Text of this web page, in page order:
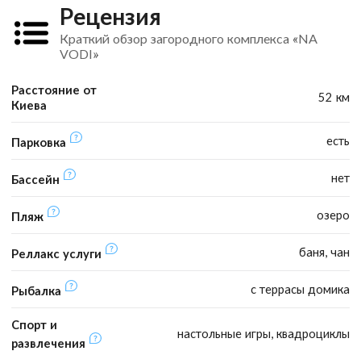
Рецензия
Краткий обзор загородного комплекса «NA
VODI»
Расстояние от
Киева
52 км
Парковка есть
Бассейн нет
Пляж озеро
Реллакс услуги баня, чан
Рыбалка с террасы домика
Спорт и
развлечения
настольные игры, квадроциклы